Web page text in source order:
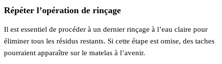
Répéter l’opération de rinçage
Il est essentiel de procéder à un dernier rinçage à l’eau claire pour
éliminer tous les résidus restants. Si cette étape est omise, des taches
pourraient apparaître sur le matelas à l’avenir.